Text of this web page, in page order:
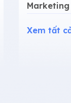
Xem tất